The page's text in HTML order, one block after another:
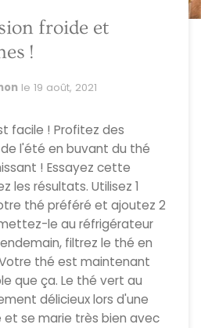
froide et
!
le 19 août, 2021
facile ! Profitez des
l'été en buvant du thé
! Essayez cette
les résultats. Utilisez 1
thé préféré et ajoutez 2
le au réfrigérateur
filtrez le thé en
thé est maintenant
que ça. Le thé vert au
délicieux lors d'une
se marie très bien avec